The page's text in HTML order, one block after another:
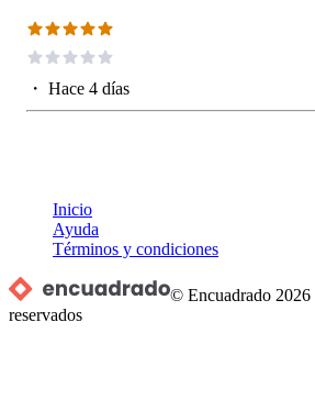
・ Hace 4 días
Inicio
Ayuda
Términos y condiciones
© Encuadrado 2026
reservados